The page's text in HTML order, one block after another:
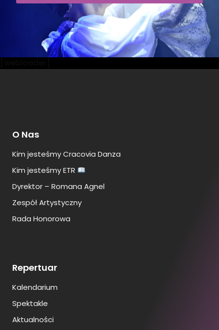
O Nas
Kim jesteśmy Cracovia Danza
Kim jesteśmy ETR
Dyrektor – Romana Agnel
Zespół Artystyczny
Rada Honorowa
Repertuar
Kalendarium
Spektakle
Aktualności